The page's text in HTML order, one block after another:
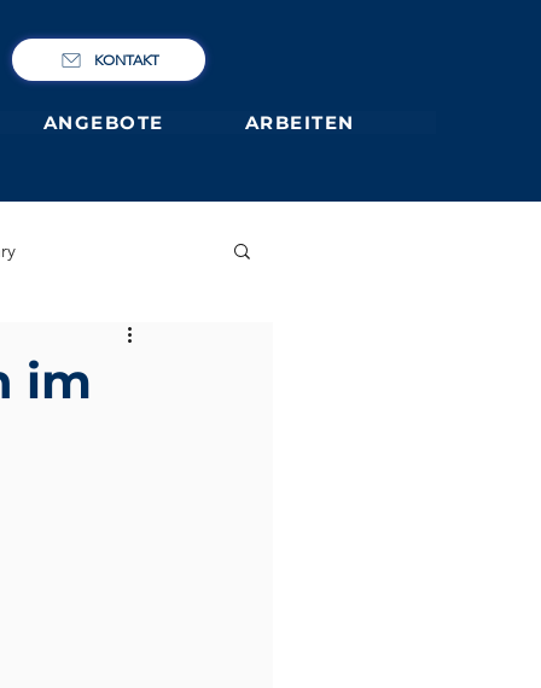
KONTAKT
ANGEBOTE ARBEITEN
Club
im